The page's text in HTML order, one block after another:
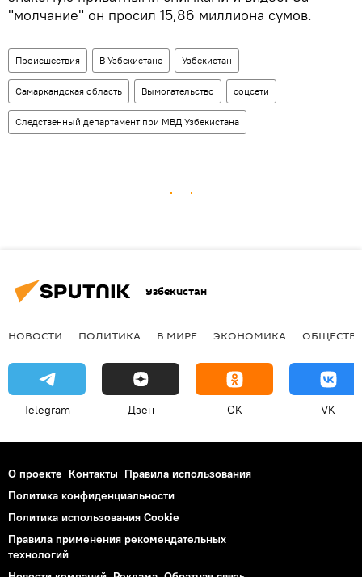
"молчание" он просил 15,86 миллиона сумов.
Происшествия В Узбекистане Узбекистан
Самаркандская область Вымогательство соцсети
Следственный департамент при МВД Узбекистана
Узбекистан
НОВОСТИ ПОЛИТИКА В МИРЕ ЭКОНОМИКА
Telegram Дзен OK VK
О проекте Контакты Правила использования
Политика конфиденциальности
Политика использования Cookie
Правила применения рекомендательных
технологий